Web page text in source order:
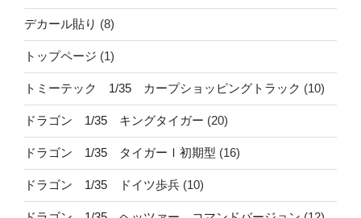
デカール貼り (8)
トップページ (1)
トミーテック 1/35 カープショッピングトラック (10)
ドラゴン 1/35 キングタイガー (20)
ドラゴン 1/35 タイガーⅠ初期型 (16)
ドラゴン 1/35 ドイツ歩兵 (10)